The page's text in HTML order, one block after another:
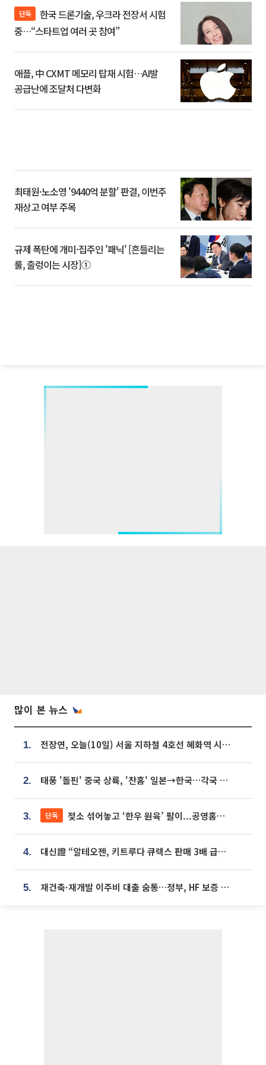
단독
중…“스타트업 여러 곳 참여”
애플, 中 CXMT 메모리 탑재 시험…AI발
공급난에 조달처 다변화
최태원·노소영 '9440억 분할' 판결, 이번주
재상고 여부 주목
규제 폭탄에 개미·집주인 '패닉' [흔들리는
룰, 출렁이는 시장]①
많이 본 뉴스
1. 전장연, 오늘(10일) 서울 지하철 4호선 혜화역 시위…1호선 용산역 무정차
2. 태풍 '돌핀' 중국 상륙, '찬홈' 일본→한국…각국 기상청 예상 경로는?
3. 단독 젖소 섞어놓고 ‘한우 원육’ 팔이...공영홈쇼핑 표기·검증 구멍
4. 대신證 “알테오젠, 키트루다 큐렉스 판매 3배 급증…목표가 41만원 상향”
5. 재건축·재개발 이주비 대출 숨통…정부, HF 보증 신설 추진